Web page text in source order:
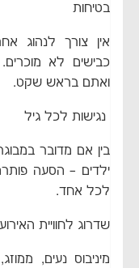
בטיחות
אין צורך לנהוג
כבישים לא
ואתם בראש שקט.
נגישות לכל גיל
בין אם מדובר
ילדים – הסעה
לכל אחד.
שדרוג לחוויית האירוע
מיניבוס נעים,